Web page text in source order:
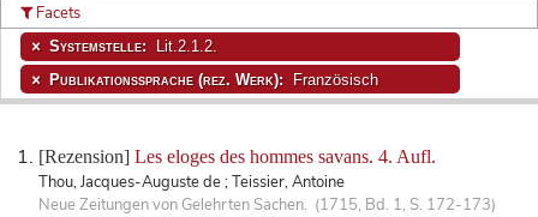
[Rezension] Les eloges des hommes savans. 4. Aufl.
Thou, Jacques-Auguste de ; Teissier, Antoine
Neue Zeitungen von Gelehrten Sachen. (1715, Bd. 1, S. 172-173)
Facets
Systemstelle: Lit.2.1.2.
Publikationssprache (rez. Werk): Französisch